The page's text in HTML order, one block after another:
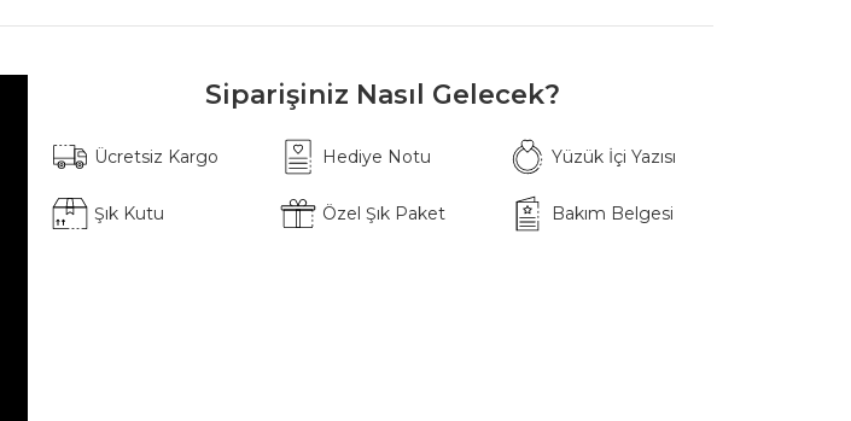
Siparişiniz Nasıl Gelecek?
Ücretsiz Kargo Hediye Notu Yüzük İçi Yazısı
Şık Kutu Özel Şık Paket Bakım Belgesi